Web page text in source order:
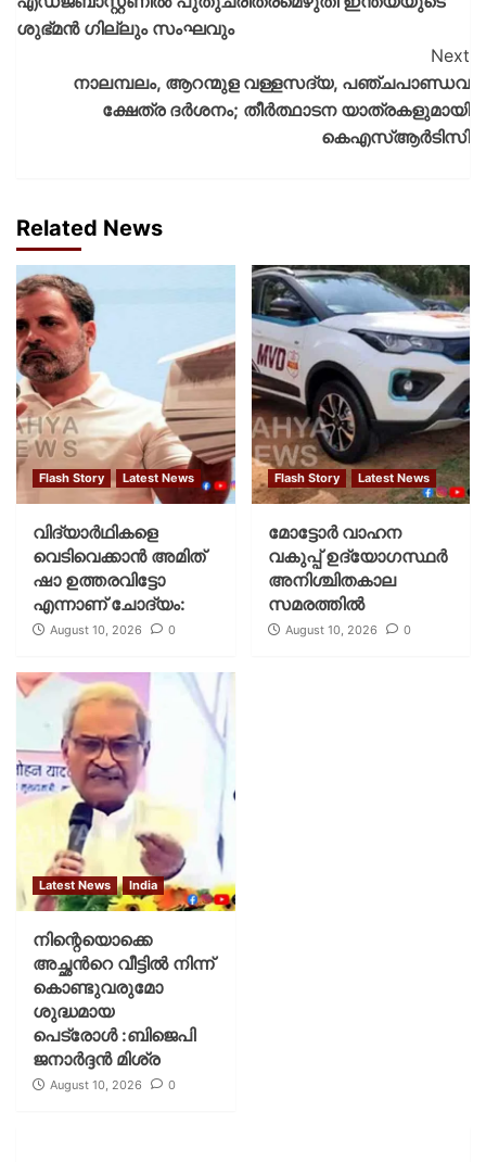
ശുഭ്‌മന്‍ ഗില്ലും സംഘവും
Next
നാലമ്പലം, ആറന്മുള വള്ളസദ്യ, പഞ്ചപാണ്ഡവ
ക്ഷേത്ര ദര്‍ശനം; തീർത്ഥാടന യാത്രകളുമായി
കെഎസ്ആർടിസി
Related News
Flash Story Latest News
വിദ്യാര്‍ഥികളെ
വെടിവെക്കാന്‍ അമിത്
ഷാ ഉത്തരവിട്ടോ
എന്നാണ് ചോദ്യം:
August 10, 2026 0
Flash Story Latest News
മോട്ടോര്‍ വാഹന
വകുപ്പ് ഉദ്യോഗസ്ഥര്‍
അനിശ്ചിതകാല
സമരത്തില്‍
August 10, 2026 0
Latest News India
നിന്റെയൊക്കെ
അച്ഛൻറെ വീട്ടിൽ നിന്ന്
കൊണ്ടുവരുമോ
ശുദ്ധമായ
പെട്രോൾ :ബിജെപി
ജനാർദ്ദൻ മിശ്ര
August 10, 2026 0